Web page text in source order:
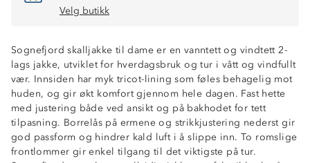
Velg butikk
Sognefjord skalljakke til dame er en vanntett og vindtett 2-
lags jakke, utviklet for hverdagsbruk og tur i vått og vindfullt
vær. Innsiden har myk tricot-lining som føles behagelig mot
huden, og gir økt komfort gjennom hele dagen. Fast hette
med justering både ved ansikt og på bakhodet for tett
tilpasning. Borrelås på ermene og strikkjustering nederst gir
god passform og hindrer kald luft i å slippe inn. To romslige
frontlommer gir enkel tilgang til det viktigste på tur.
Vanntett (10 000 mm vannsøyle)
Fukttransporterende (5 000 g/ m2/ 24t)